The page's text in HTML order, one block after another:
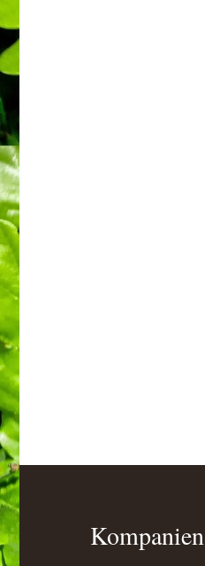
Kompanien